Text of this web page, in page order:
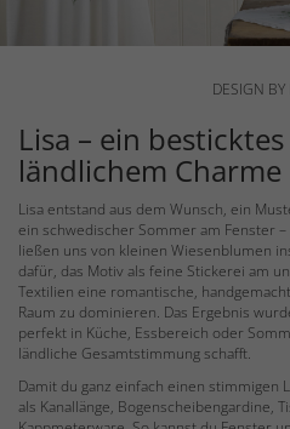
DESIGN BY
Lisa – ein
ländlichem Charme
Lisa entstand aus dem Wunsch, ein
ein schwedischer Sommer am Fenster
ließen uns von kleinen Wiesenblumen
dafür, das Motiv als feine Stickerei am
Textilien eine romantische,
Raum zu dominieren. Das Ergebnis
perfekt in Küche, Essbereich oder
ländliche Gesamtstimmung schafft.
Damit du ganz einfach einen stimmigen
als Kanallänge, Bogenscheibengardine,